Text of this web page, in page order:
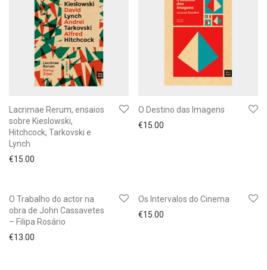
Lacrimae Rerum, ensaios
sobre Kieslowski,
Hitchcock, Tarkovski e
Lynch
€15.00
O Destino das Imagens
€15.00
O Trabalho do actor na
obra de John Cassavetes
– Filipa Rosário
€13.00
Os Intervalos do Cinema
€15.00